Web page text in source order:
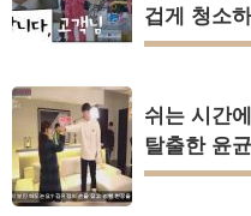
겁게 청소
쉬는 시간
탈출한 윤